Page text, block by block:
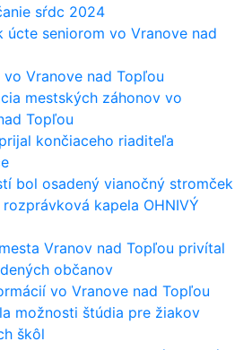
sŕdc 2024
úcte seniorom vo Vranove nad
vo Vranove nad Topľou
mestských záhonov vo
Topľou
končiaceho riaditeľa
bol osadený vianočný stromček
rozprávková kapela OHNIVÝ
Vranov nad Topľou privítal
občanov
vo Vranove nad Topľou
možnosti štúdia pre žiakov
škôl